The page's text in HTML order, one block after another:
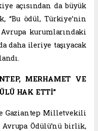
açısından da büyük
“Bu ödül, Türkiye’nin
kurumlarındaki
daha ileriye taşıyacak
MERHAMET VE
HAK ETTİ”
Gaziantep Milletvekili
Ödülü’nü birlik,